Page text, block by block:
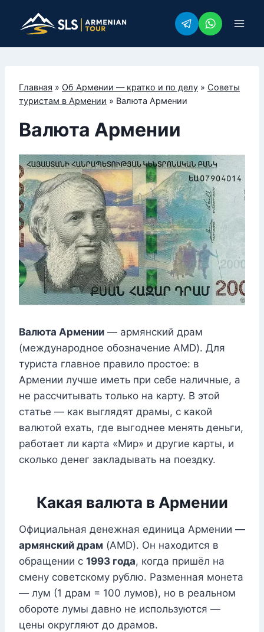
Главная » Об Армении — кратко и по делу » Советы
туристам в Армении » Валюта Армении
Валюта Армении
Валюта Армении — армянский драм
(международное обозначение AMD). Для
туриста главное правило простое: в
Армении лучше иметь при себе наличные, а
не рассчитывать только на карту. В этой
статье — как выглядят драмы, с какой
валютой ехать, где выгоднее менять деньги,
работает ли карта «Мир» и другие карты, и
сколько денег закладывать на поездку.
Какая валюта в Армении
Официальная денежная единица Армении —
армянский драм (AMD). Он находится в
обращении с 1993 года, когда пришёл на
смену советскому рублю. Разменная монета
— лум (1 драм = 100 лумов), но в реальном
обороте лумы давно не используются —
цены округляют до драмов.